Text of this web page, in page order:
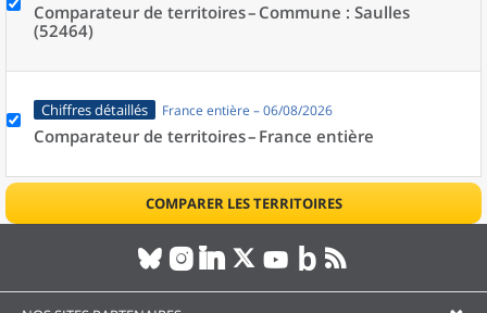
Comparateur de territoires – Commune : Saulles
(52464)
Chiffres détaillés France entière – 06/08/2026
Comparateur de territoires – France entière
COMPARER LES TERRITOIRES